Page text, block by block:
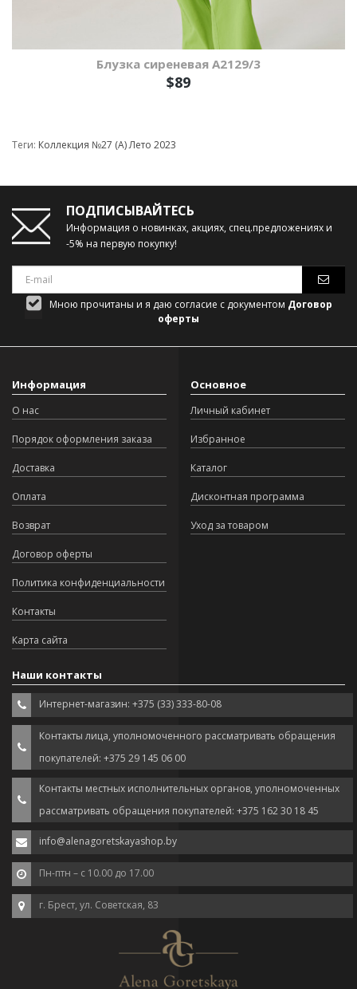
Блузка сиреневая А2129/3
$89
Теги: Коллекция №27 (А) Лето 2023
ПОДПИСЫВАЙТЕСЬ
Информация о новинках, акциях, спец.предложениях и
-5% на первую покупку!
Мною прочитаны и я даю согласие с документом Договор
оферты
Информация
О нас
Порядок оформления заказа
Доставка
Оплата
Возврат
Договор оферты
Политика конфиденциальности
Контакты
Карта сайта
Основное
Личный кабинет
Избранное
Каталог
Дисконтная программа
Уход за товаром
Наши контакты
Интернет-магазин: +375 (33) 333-80-08
Контакты лица, уполномоченного рассматривать обращения
покупателей: +375 29 145 06 00
Контакты местных исполнительных органов, уполномоченных
рассматривать обращения покупателей: +375 162 30 18 45
info@alenagoretskayashop.by
Пн-птн – с 10.00 до 17.00
г. Брест, ул. Советская, 83